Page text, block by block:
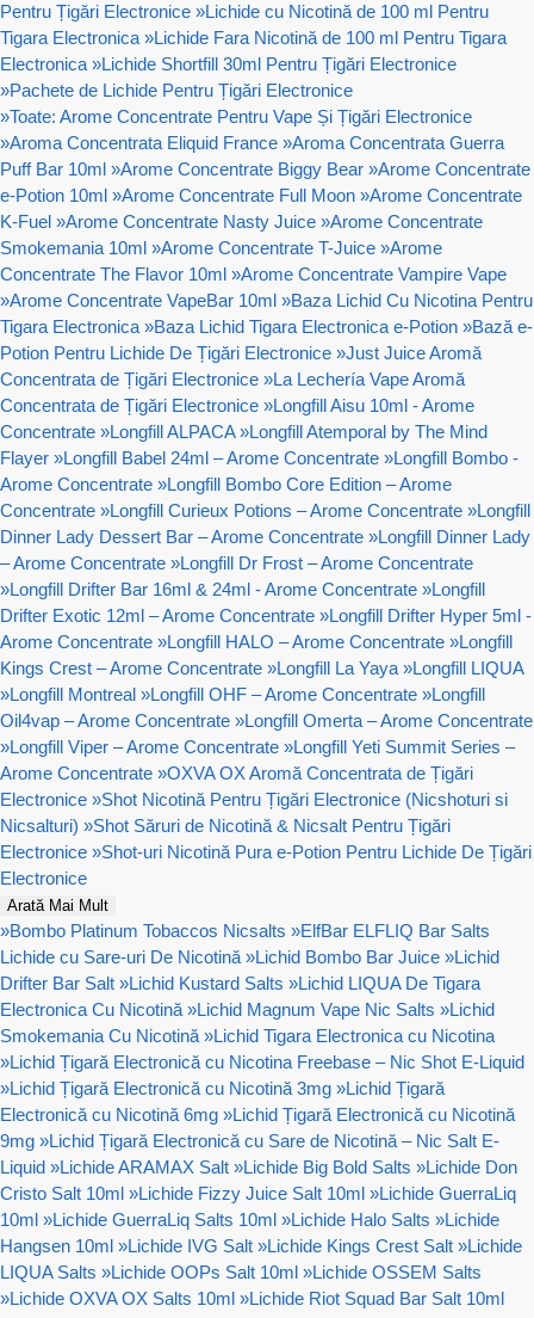
Pentru Țigări Electronice »Lichide cu Nicotină de 100 ml Pentru
Tigara Electronica »Lichide Fara Nicotină de 100 ml Pentru Tigara
Electronica »Lichide Shortfill 30ml Pentru Țigări Electronice
»Pachete de Lichide Pentru Țigări Electronice
»Toate: Arome Concentrate Pentru Vape Și Țigări Electronice
»Aroma Concentrata Eliquid France »Aroma Concentrata Guerra
Puff Bar 10ml »Arome Concentrate Biggy Bear »Arome Concentrate
e-Potion 10ml »Arome Concentrate Full Moon »Arome Concentrate
K-Fuel »Arome Concentrate Nasty Juice »Arome Concentrate
Smokemania 10ml »Arome Concentrate T-Juice »Arome
Concentrate The Flavor 10ml »Arome Concentrate Vampire Vape
»Arome Concentrate VapeBar 10ml »Baza Lichid Cu Nicotina Pentru
Tigara Electronica »Baza Lichid Tigara Electronica e-Potion »Bază e-
Potion Pentru Lichide De Țigări Electronice »Just Juice Aromă
Concentrata de Țigări Electronice »La Lechería Vape Aromă
Concentrata de Țigări Electronice »Longfill Aisu 10ml - Arome
Concentrate »Longfill ALPACA »Longfill Atemporal by The Mind
Flayer »Longfill Babel 24ml – Arome Concentrate »Longfill Bombo -
Arome Concentrate »Longfill Bombo Core Edition – Arome
Concentrate »Longfill Curieux Potions – Arome Concentrate »Longfill
Dinner Lady Dessert Bar – Arome Concentrate »Longfill Dinner Lady
– Arome Concentrate »Longfill Dr Frost – Arome Concentrate
»Longfill Drifter Bar 16ml & 24ml - Arome Concentrate »Longfill
Drifter Exotic 12ml – Arome Concentrate »Longfill Drifter Hyper 5ml -
Arome Concentrate »Longfill HALO – Arome Concentrate »Longfill
Kings Crest – Arome Concentrate »Longfill La Yaya »Longfill LIQUA
»Longfill Montreal »Longfill OHF – Arome Concentrate »Longfill
Oil4vap – Arome Concentrate »Longfill Omerta – Arome Concentrate
»Longfill Viper – Arome Concentrate »Longfill Yeti Summit Series –
Arome Concentrate »OXVA OX Aromă Concentrata de Țigări
Electronice »Shot Nicotină Pentru Țigări Electronice (Nicshoturi si
Nicsalturi) »Shot Săruri de Nicotină & Nicsalt Pentru Țigări
Electronice »Shot-uri Nicotină Pura e-Potion Pentru Lichide De Țigări
Electronice
Arată Mai Mult
»Bombo Platinum Tobaccos Nicsalts »ElfBar ELFLIQ Bar Salts
Lichide cu Sare-uri De Nicotină »Lichid Bombo Bar Juice »Lichid
Drifter Bar Salt »Lichid Kustard Salts »Lichid LIQUA De Tigara
Electronica Cu Nicotină »Lichid Magnum Vape Nic Salts »Lichid
Smokemania Cu Nicotină »Lichid Tigara Electronica cu Nicotina
»Lichid Țigară Electronică cu Nicotina Freebase – Nic Shot E-Liquid
»Lichid Țigară Electronică cu Nicotină 3mg »Lichid Țigară
Electronică cu Nicotină 6mg »Lichid Țigară Electronică cu Nicotină
9mg »Lichid Țigară Electronică cu Sare de Nicotină – Nic Salt E-
Liquid »Lichide ARAMAX Salt »Lichide Big Bold Salts »Lichide Don
Cristo Salt 10ml »Lichide Fizzy Juice Salt 10ml »Lichide GuerraLiq
10ml »Lichide GuerraLiq Salts 10ml »Lichide Halo Salts »Lichide
Hangsen 10ml »Lichide IVG Salt »Lichide Kings Crest Salt »Lichide
LIQUA Salts »Lichide OOPs Salt 10ml »Lichide OSSEM Salts
»Lichide OXVA OX Salts 10ml »Lichide Riot Squad Bar Salt 10ml